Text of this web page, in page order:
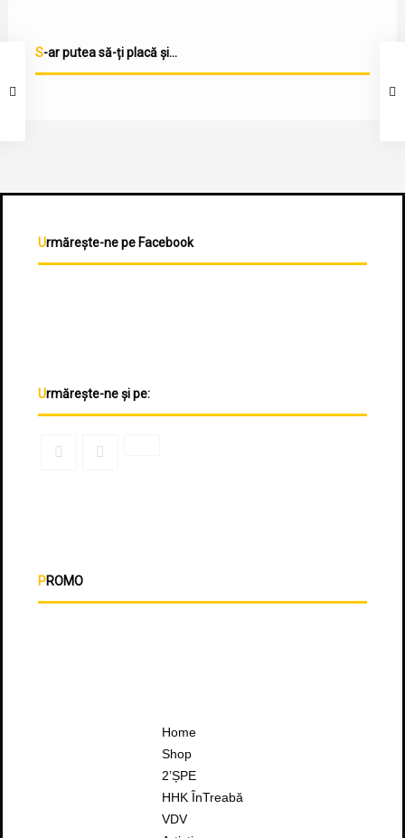
S-ar putea să-ți placă și...
Urmărește-ne pe Facebook
Urmărește-ne și pe:
PROMO
Home
Shop
2’ȘPE
HHK ÎnTreabă
VDV